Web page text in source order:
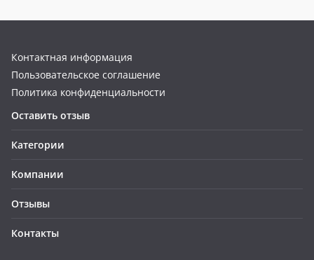
Контактная информация
Пользовательское соглашение
Политика конфиденциальности
Оставить отзыв
Категории
Компании
Отзывы
Контакты